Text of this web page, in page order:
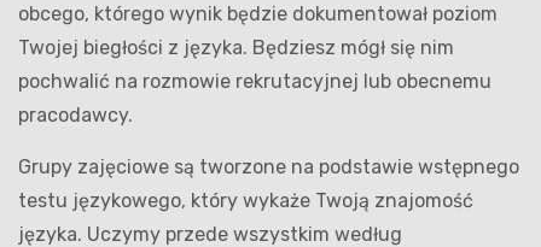
obcego, którego wynik będzie dokumentował poziom
Twojej biegłości z języka. Będziesz mógł się nim
pochwalić na rozmowie rekrutacyjnej lub obecnemu
pracodawcy.
Grupy zajęciowe są tworzone na podstawie wstępnego
testu językowego, który wykaże Twoją znajomość
języka. Uczymy przede wszystkim według